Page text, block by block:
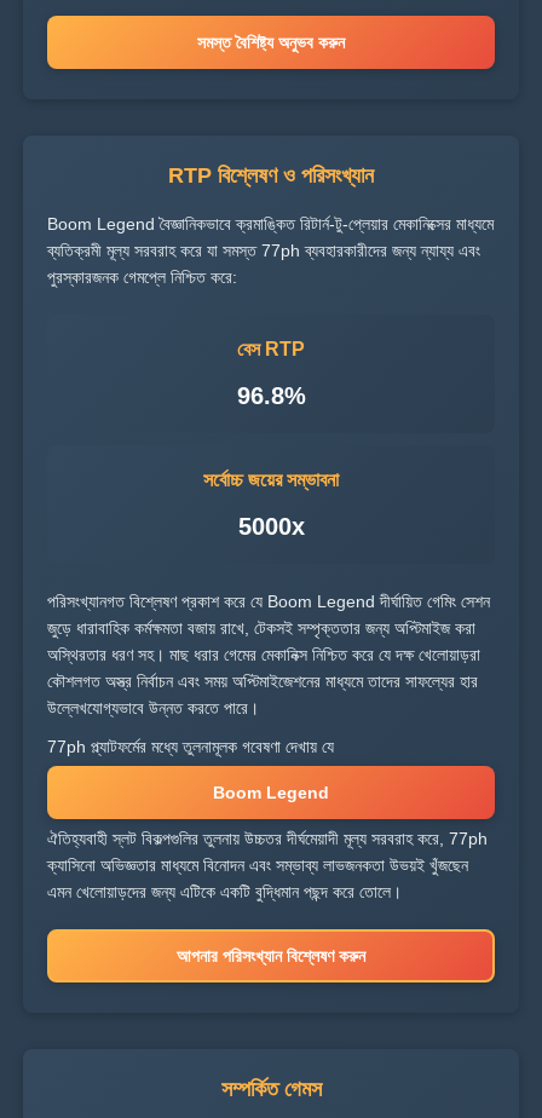
সমস্ত বৈশিষ্ট্য অনুভব করুন
RTP বিশ্লেষণ ও পরিসংখ্যান
Boom Legend বৈজ্ঞানিকভাবে ক্রমাঙ্কিত রিটার্ন-টু-প্লেয়ার মেকানিক্সের মাধ্যমে
ব্যতিক্রমী মূল্য সরবরাহ করে যা সমস্ত 77ph ব্যবহারকারীদের জন্য ন্যায্য এবং
পুরস্কারজনক গেমপ্লে নিশ্চিত করে:
বেস RTP
96.8%
সর্বোচ্চ জয়ের সম্ভাবনা
5000x
পরিসংখ্যানগত বিশ্লেষণ প্রকাশ করে যে Boom Legend দীর্ঘায়িত গেমিং সেশন
জুড়ে ধারাবাহিক কর্মক্ষমতা বজায় রাখে, টেকসই সম্পৃক্ততার জন্য অপ্টিমাইজ করা
অস্থিরতার ধরণ সহ। মাছ ধরার গেমের মেকানিক্স নিশ্চিত করে যে দক্ষ খেলোয়াড়রা
কৌশলগত অস্ত্র নির্বাচন এবং সময় অপ্টিমাইজেশনের মাধ্যমে তাদের সাফল্যের হার
উল্লেখযোগ্যভাবে উন্নত করতে পারে।
77ph প্ল্যাটফর্মের মধ্যে তুলনামূলক গবেষণা দেখায় যে
Boom Legend
ঐতিহ্যবাহী স্লট বিকল্পগুলির তুলনায় উচ্চতর দীর্ঘমেয়াদী মূল্য সরবরাহ করে, 77ph
ক্যাসিনো অভিজ্ঞতার মাধ্যমে বিনোদন এবং সম্ভাব্য লাভজনকতা উভয়ই খুঁজছেন
এমন খেলোয়াড়দের জন্য এটিকে একটি বুদ্ধিমান পছন্দ করে তোলে।
আপনার পরিসংখ্যান বিশ্লেষণ করুন
সম্পর্কিত গেমস